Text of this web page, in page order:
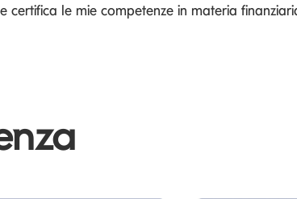
certifica le mie competenze in materia